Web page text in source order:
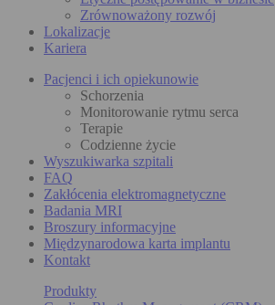
Zrównoważony rozwój
Lokalizacje
Kariera
Pacjenci i ich opiekunowie
Schorzenia
Monitorowanie rytmu serca
Terapie
Codzienne życie
Wyszukiwarka szpitali
FAQ
Zakłócenia elektromagnetyczne
Badania MRI
Broszury informacyjne
Międzynarodowa karta implantu
Kontakt
Produkty